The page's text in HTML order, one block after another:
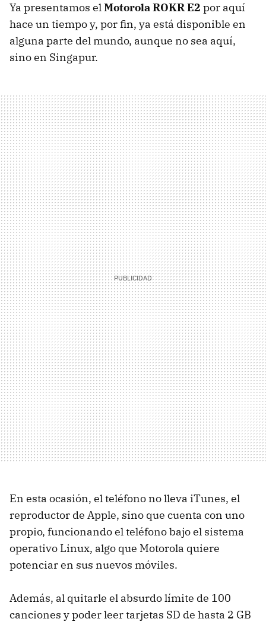
Ya presentamos elMotorola ROKR E2 por aquí
hace un tiempo y, por fin, ya está disponible en
alguna parte del mundo, aunque no sea aquí,
sino en Singapur.
En esta ocasión, el teléfono no lleva iTunes, el
reproductor de Apple, sino que cuenta con uno
propio, funcionando el teléfono bajo el sistema
operativo Linux, algo que Motorola quiere
potenciar en sus nuevos móviles.
Además, al quitarle el absurdo límite de 100
canciones y poder leer tarjetas SD de hasta 2 GB